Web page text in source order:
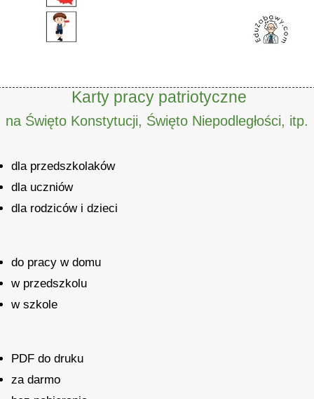
Karty pracy patriotyczne
na Święto Konstytucji, Święto Niepodległości, itp.
dla przedszkolaków
dla uczniów
dla rodziców i dzieci
do pracy w domu
w przedszkolu
w szkole
PDF do druku
za darmo